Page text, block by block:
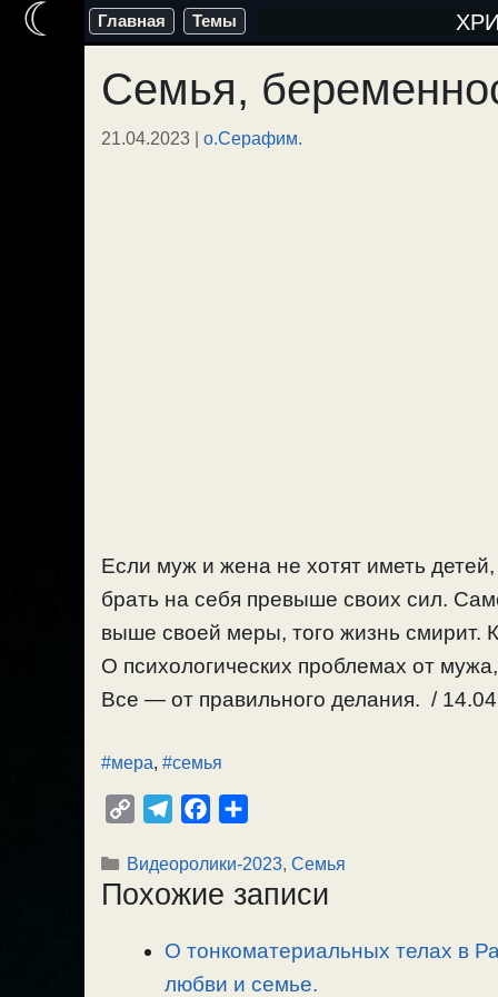
Перейти
содержимому
Главная Темы
Семья,
21.04.2023 | о.Серафим.
Если муж и жена не хотят иметь
брать на себя превыше своих сил.
выше своей меры, того жизнь смирит.
О психологических проблемах от
Все — от правильного делания. /
#мера, #семья
p
y
l
e
r
a
c
e
o
o
п
р
в
и
Рубрики
Видеоролики-2023, Семья
Похожие записи
О тонкоматериальных телах в
любви и семье.
☾